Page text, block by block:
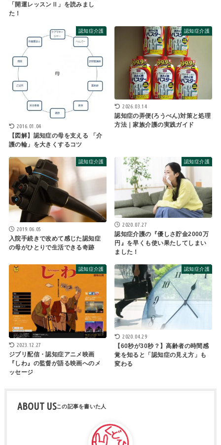
「開運レッスンⅡ」を読みまし
た！
認知症介護
2016.01.04
【図解】認知症の母を支える 「介
護の輪」を大きくするコツ
認知症介護
2026.03.14
認知症の弄便(ろうべん)対策と処理
方法｜家族介護の実践ガイド
認知症介護
2019.06.05
入院手続きで改めて感じた認知症
の母がひとりで生活できる奇跡
認知症介護
2020.07.27
認知症介護の『優しさ貯金2000万
円』を早くも使い果たしてしまい
ました！
認知症介護
2023.12.27
ジブリ配信・認知症アニメ映画
『しわ』の監督が語る映画へのメ
ッセージ
認知症介護
2020.04.29
【60秒が30秒？】高齢者の時間感
覚を知ると「認知症の見え方」も
変わる
ABOUT US